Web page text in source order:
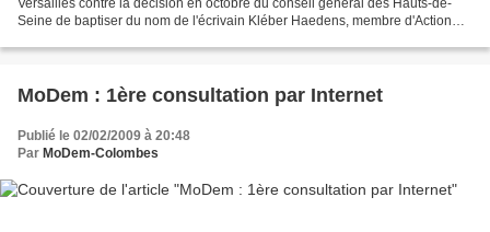
Seine de baptiser du nom de l'écrivain Kléber Haedens, membre d'Action
MoDem : 1ère consultation par Internet
Publié le 02/02/2009 à 20:48
Par MoDem-Colombes